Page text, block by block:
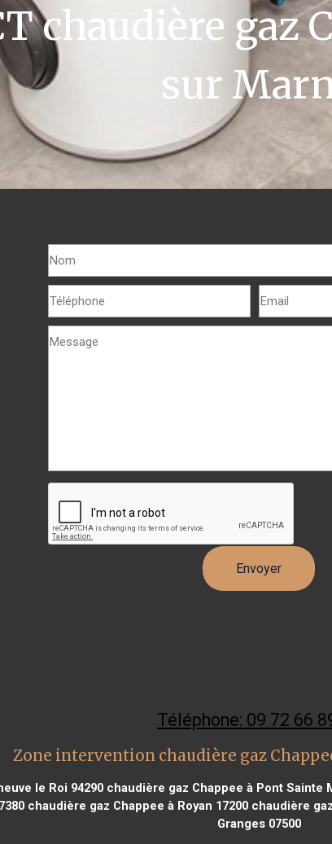
chaudière gaz
sur
Téléphone: 09 72 66
Zone intervention chaudière gaz
le Roi 94290 chaudière gaz Chappee à Pont Sainte
chaudière gaz Chappee à Royan 17200chaudière
Granges 07500